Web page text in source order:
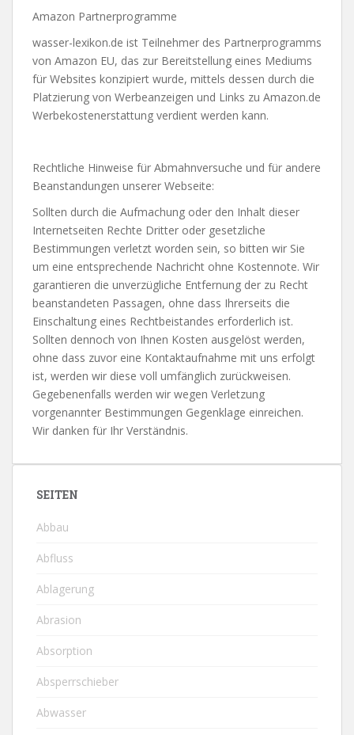
Amazon Partnerprogramme
wasser-lexikon.de ist Teilnehmer des Partnerprogramms
von Amazon EU, das zur Bereitstellung eines Mediums
für Websites konzipiert wurde, mittels dessen durch die
Platzierung von Werbeanzeigen und Links zu Amazon.de
Werbekostenerstattung verdient werden kann.
Rechtliche Hinweise für Abmahnversuche und für andere
Beanstandungen unserer Webseite:
Sollten durch die Aufmachung oder den Inhalt dieser
Internetseiten Rechte Dritter oder gesetzliche
Bestimmungen verletzt worden sein, so bitten wir Sie
um eine entsprechende Nachricht ohne Kostennote. Wir
garantieren die unverzügliche Entfernung der zu Recht
beanstandeten Passagen, ohne dass Ihrerseits die
Einschaltung eines Rechtbeistandes erforderlich ist.
Sollten dennoch von Ihnen Kosten ausgelöst werden,
ohne dass zuvor eine Kontaktaufnahme mit uns erfolgt
ist, werden wir diese voll umfänglich zurückweisen.
Gegebenenfalls werden wir wegen Verletzung
vorgenannter Bestimmungen Gegenklage einreichen.
Wir danken für Ihr Verständnis.
SEITEN
Abbau
Abfluss
Ablagerung
Abrasion
Absorption
Absperrschieber
Abwasser